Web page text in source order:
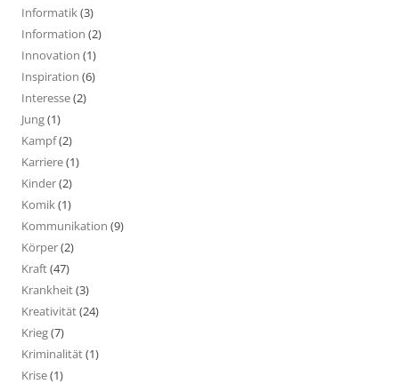
Informatik(3)
Information (2)
Innovation (1)
Inspiration (6)
Interesse(2)
Jung(1)
Kampf(2)
Karriere(1)
Kinder(2)
Komik(1)
Kommunikation (9)
Körper(2)
Kraft(47)
Krankheit(3)
Kreativität(24)
Krieg(7)
Kriminalität(1)
Krise(1)